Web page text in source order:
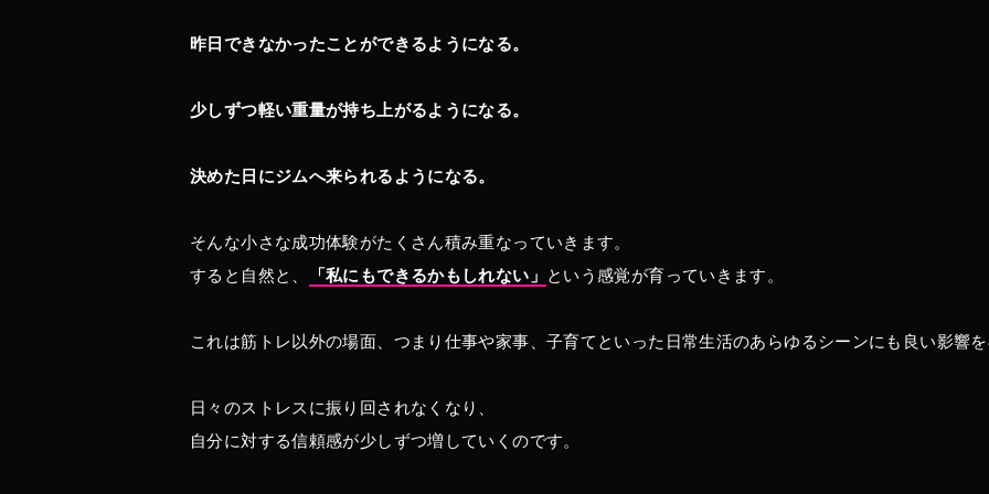
昨日できなかったことができるようになる。
少しずつ軽い重量が持ち上がるようになる。
決めた日にジムへ来られるようになる。
そんな小さな成功体験がたくさん積み重なっていきます。
すると自然と、
「私にもできるかもしれない」 という感覚が育っていきます。
これは筋トレ以外の場面、つまり仕事や家事、子育てといった日常生活のあらゆるシーンにも良い影響を
日々のストレスに振り回されなくなり、
自分に対する信頼感が少しずつ増していくのです。